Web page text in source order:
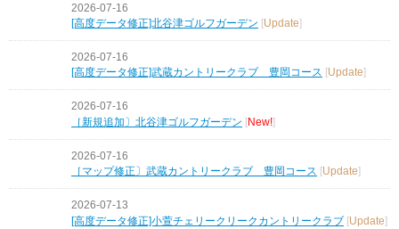
2026-07-16
[高度データ修正]北谷津ゴルフガーデン [Update]
2026-07-16
[高度データ修正]武蔵カントリークラブ 豊岡コース
Update
2026-07-16
［新規追加〕北谷津ゴルフガーデン [New!]
2026-07-16
［マップ修正〕武蔵カントリークラブ 豊岡コース
Update
2026-07-13
[高度データ修正]小萱チェリークリークカントリークラブ [Update]